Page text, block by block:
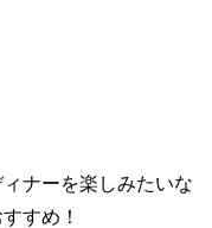
ナーを楽しみたいな
すめ！